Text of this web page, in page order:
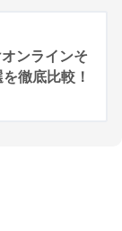
ンラインそ
徹底比較！